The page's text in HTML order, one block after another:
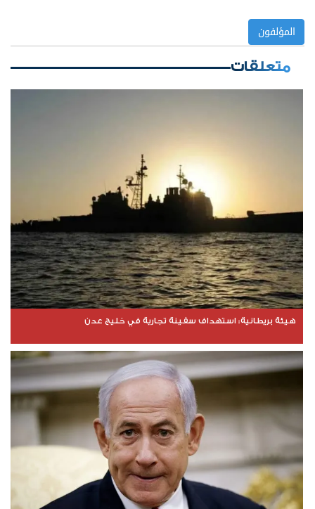
المؤلفون
متعلقات
هيئة بريطانية: استهداف سفينة تجارية في خليج عدن